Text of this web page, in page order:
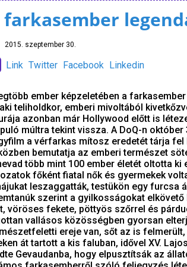
farkasember
2015. szeptember 30.
Link Twitter Facebook Linkedin
ember képzeletében a
teliholdkor, emberi mivoltából
azonban már Hollywood előtt is
múltra tekint vissza. A DoQ-n
a vérfarkas mítosz eredetét tárja
bemutatja az emberi természet
több mint 100 ember életét oltotta ki
főként fiatal nők és gyermekek
leszaggatták, testükön egy furcsa
szerint a gyilkosságokat
vöröses fekete, pöttyös szőrrel és
vallásos közösségben gyorsan
ereje van, sőt az is
át tartott a kis faluban, idővel XV.
Gevaudanba, hogy elpusztítsák az